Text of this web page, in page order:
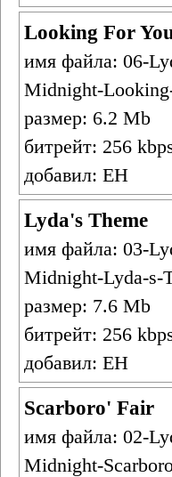
Looking For
имя файла: 06-
Midnight-
размер: 6.2 Mb
битрейт: 256
добавил: ЕН
Lyda's Theme
имя файла: 03-
Midnight-Lyda-s-
размер: 7.6 Mb
битрейт: 256
добавил: ЕН
Scarboro' Fair
имя файла: 02-
Midnight-